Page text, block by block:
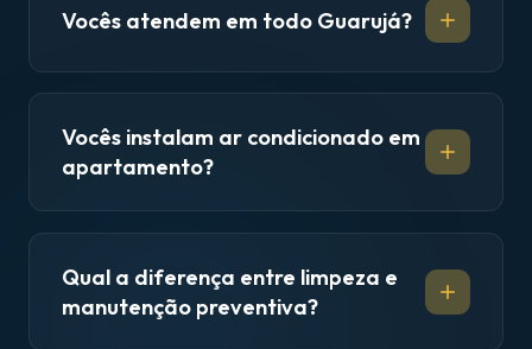
Vocês atendem em todo Guarujá?
Vocês instalam ar condicionado em
apartamento?
Qual a diferença entre limpeza e
manutenção preventiva?